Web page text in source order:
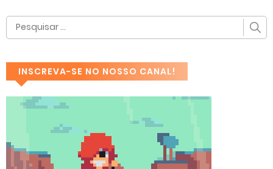
INSCREVA-SE NO NOSSO CANAL!